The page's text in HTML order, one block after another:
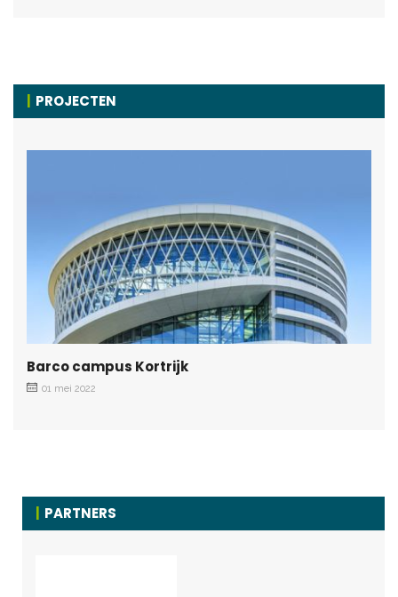
PROJECTEN
Barco campus Kortrijk
01 mei 2022
PARTNERS